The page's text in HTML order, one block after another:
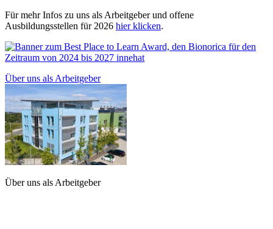
Für mehr Infos zu uns als Arbeitgeber und offene
Ausbildungsstellen für 2026 hier klicken.
Über uns als Arbeitgeber
Über uns als Arbeitgeber